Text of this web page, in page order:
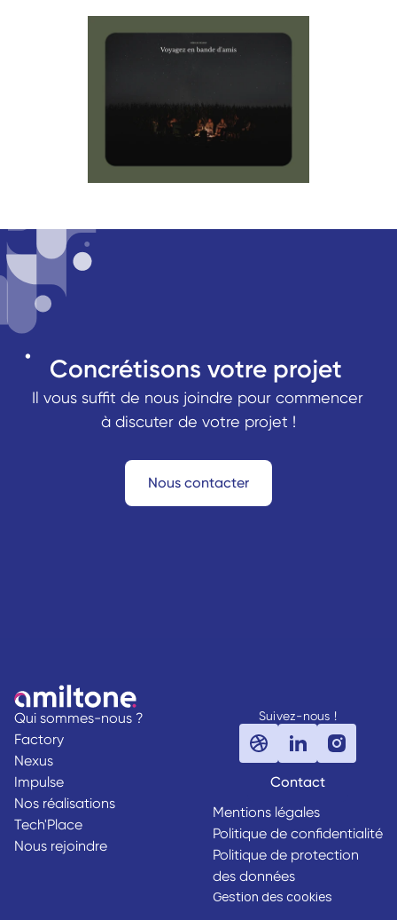
Concrétisons votre projet
Il vous suffit de nous joindre pour commencer
à discuter de votre projet !
Nous contacter
Contact
Suivez-nous !
Mentions légales
Politique de confidentialité
Politique de protection
des données
Gestion des cookies
Qui sommes-nous ?
Factory
Nexus
Impulse
Nos réalisations
Tech'Place
Nous rejoindre